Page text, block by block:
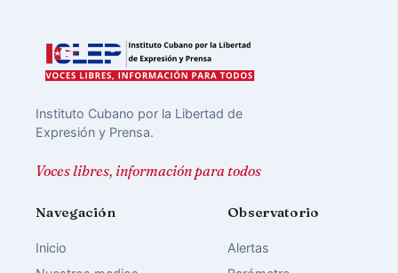
Instituto Cubano por la Libertad de
Expresión y Prensa.
Voces libres, información para todos
Navegación
Inicio
Observatorio
Alertas